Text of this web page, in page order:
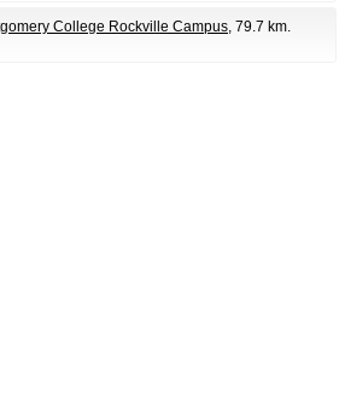
College Rockville Campus, 79.7 km.